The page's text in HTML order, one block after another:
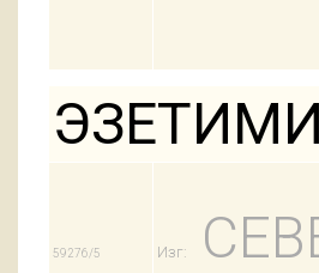
59276/5 Изг: